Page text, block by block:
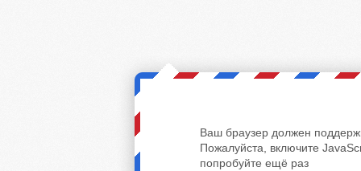
Ваш браузер должен
Пожалуйста, включите
попробуйте ещё раз